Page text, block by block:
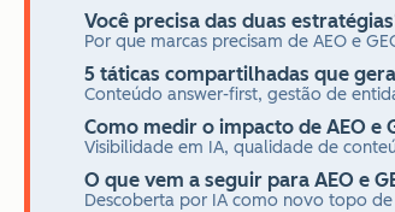
Você precisa das duas
Por que marcas precisam de AEO e
5 táticas compartilhadas que
Conteúdo answer-first, gestão de
Como medir o impacto de AEO e
Visibilidade em IA, qualidade de
O que vem a seguir para AEO e
Descoberta por IA como novo topo